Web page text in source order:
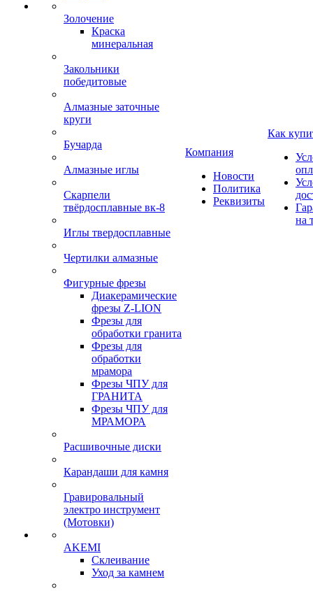
Золочение
Краска
минеральная
Закольники
победитовые
Алмазные заточные
круги
Бучарда
Алмазные иглы
Скарпели
твёрдосплавные вк-8
Иглы твердосплавные
Чертилки алмазные
Фигурные фрезы
Диакерамические
фрезы Z-LION
Фрезы для
обработки гранита
Фрезы для
обработки
мрамора
Фрезы ЧПУ для
ГРАНИТА
Фрезы ЧПУ для
МРАМОРА
Расшивочные диски
Карандаши для камня
Гравировальный
электро инструмент
(Мотовки)
AKEMI
Склеивание
Уход за камнем
Компания
Новости
Политика
Реквизиты
Как
на